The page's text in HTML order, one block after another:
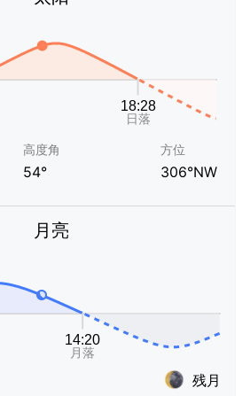
高度角
54°
方位
306°NW
月亮
残月